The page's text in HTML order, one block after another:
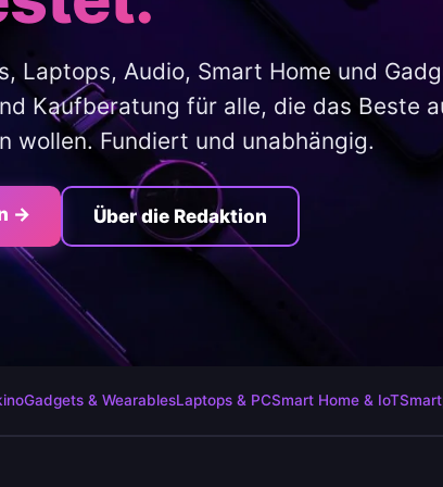
Laptops, Audio, Smart Home und
Kaufberatung für alle, die das Beste
wollen. Fundiert und unabhängig.
→ Über die Redaktion
Gadgets & WearablesLaptops & PCSmart Home & IoT